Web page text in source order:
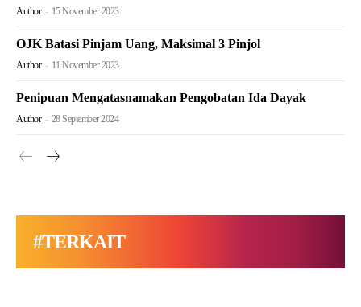
Author - 15 November 2023
OJK Batasi Pinjam Uang, Maksimal 3 Pinjol
Author - 11 November 2023
Penipuan Mengatasnamakan Pengobatan Ida Dayak
Author - 28 September 2024
#TERKAIT